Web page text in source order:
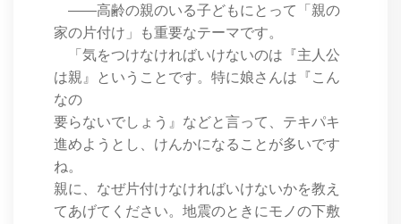
――高齢の親のいる子どもにとって「親の
家の片付け」も重要なテーマです。
「気をつけなければいけないのは『主人公
は親』ということです。特に娘さんは『こん
なの
要らないでしょう』などと言って、テキパキ
進めようとし、けんかになることが多いです
ね。
親に、なぜ片付けなければいけないかを教え
てあげてください。地震のときにモノの下敷